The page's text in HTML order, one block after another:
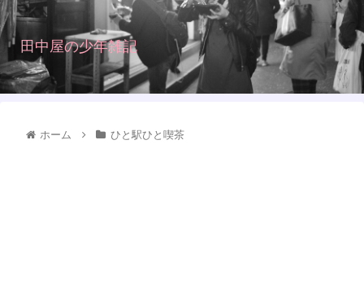
田中屋の少年雑記
ホーム ひと駅ひと喫茶